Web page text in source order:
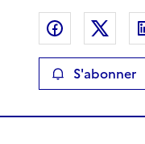
Partager
S'abonner